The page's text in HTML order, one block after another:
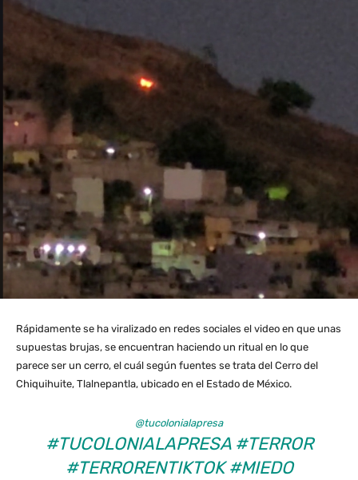
Rápidamente se ha viralizado en redes sociales el video en que unas
supuestas brujas, se encuentran haciendo un ritual en lo que
parece ser un cerro, el cuál según fuentes se trata del Cerro del
Chiquihuite, Tlalnepantla, ubicado en el Estado de México.
@tucolonialapresa
#TUCOLONIALAPRESA #TERROR
#TERRORENTIKTOK #MIEDO